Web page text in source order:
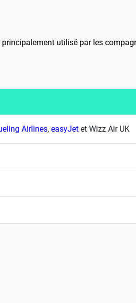
utilisé par les
Airlines, easyJet et Wizz Air UK